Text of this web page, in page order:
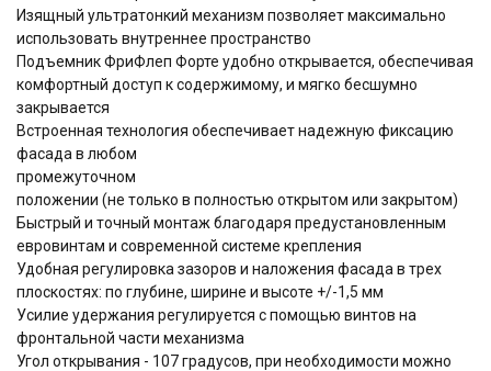
Изящный ультратонкий механизм позволяет максимально
использовать внутреннее пространство
Подъемник ФриФлеп Форте удобно открывается, обеспечивая
комфортный доступ к содержимому, и мягко бесшумно
закрывается
Встроенная технология обеспечивает надежную фиксацию
фасада в любом
промежуточном
положении (не только в полностью открытом или закрытом)
Быстрый и точный монтаж благодаря предустановленным
евровинтам и современной системе крепления
Удобная регулировка зазоров и наложения фасада в трех
плоскостях: по глубине, ширине и высоте +/-1,5 мм
Усилие удержания регулируется с помощью винтов на
фронтальной части механизма
Угол открывания - 107 градусов, при необходимости можно